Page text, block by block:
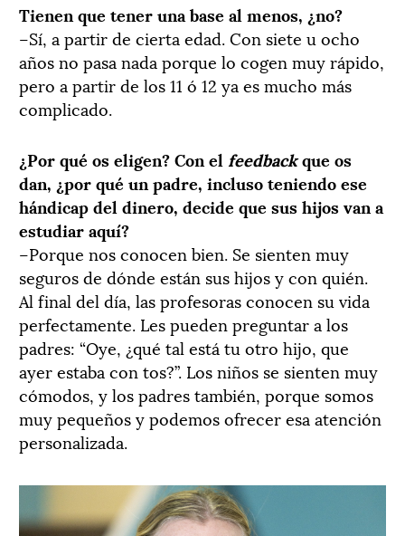
Tienen que tener una base al menos, ¿no?
–Sí, a partir de cierta edad. Con siete u ocho
años no pasa nada porque lo cogen muy rápido,
pero a partir de los 11 ó 12 ya es mucho más
complicado.
¿Por qué os eligen? Con el feedbackque os
dan, ¿por qué un padre, incluso teniendo ese
hándicap del dinero, decide que sus hijos van a
estudiar aquí?
–Porque nos conocen bien. Se sienten muy
seguros de dónde están sus hijos y con quién.
Al final del día, las profesoras conocen su vida
perfectamente. Les pueden preguntar a los
padres: “Oye, ¿qué tal está tu otro hijo, que
ayer estaba con tos?”. Los niños se sienten muy
cómodos, y los padres también, porque somos
muy pequeños y podemos ofrecer esa atención
personalizada.